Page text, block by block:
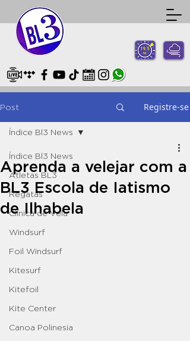
Post Registre-se
Índice Bl3 News
Atletas BL3
Regatas
Clínica de Vela
Windsurf
Foil Windsurf
Kitesurf
Kitefoil
Kite Center
Canoa Polinesia
Índice Bl3 News
Aprenda a velejar com a
BL3 Escola de Iatismo
de Ilhabela